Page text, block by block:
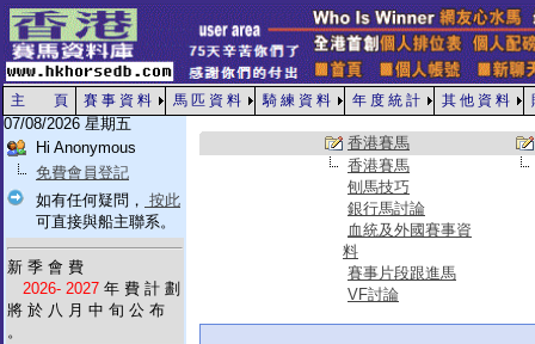
主 頁 賽 事 資 料 馬 匹 資 料 騎 練 資 料 年 度 統 計 其 他 資 料
07/08/2026 星期五
Hi Anonymous
免費會員登記
如有任何疑問， 按此
可直接與船主聯系。
新 季 會 費
2026- 2027 年 費 計 劃
將 於 八 月 中 旬 公 布
。
香港賽馬
香港賽馬
刨馬技巧
銀行馬討論
血統及外國賽事資
料
賽事片段跟進馬
VF討論